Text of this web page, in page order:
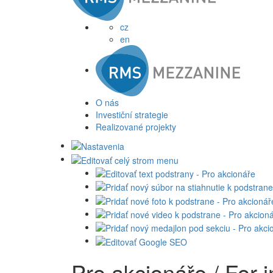
cz
en
O nás
Investiční strategie
Realizované projekty